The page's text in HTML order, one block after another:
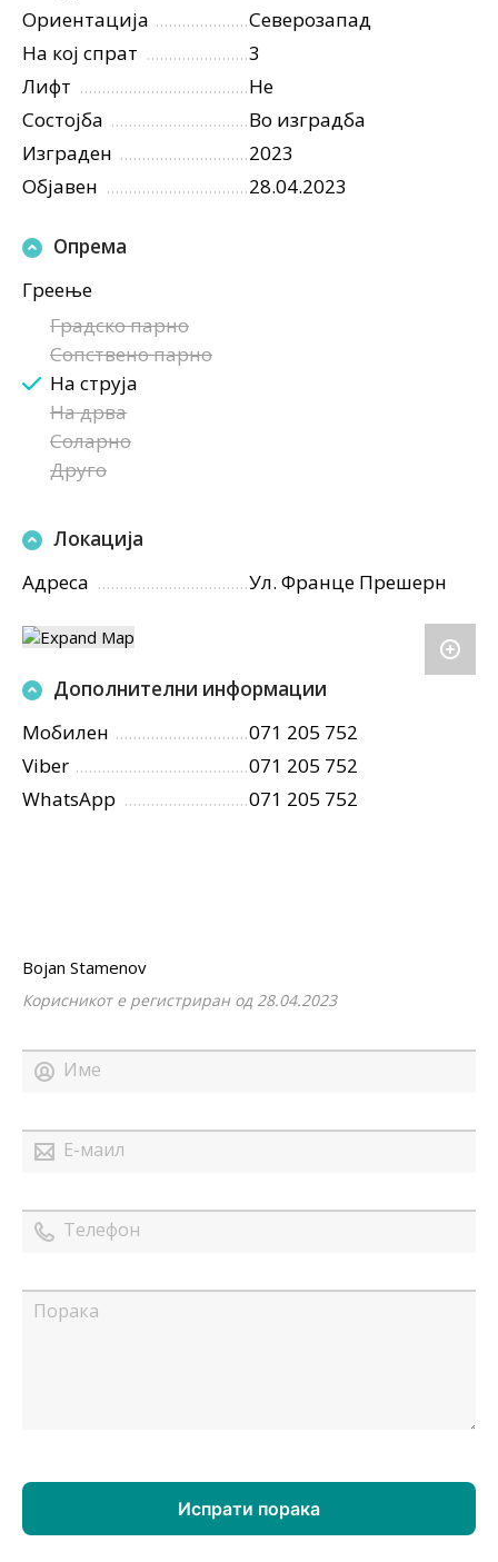
Ориентација
Северозапад
На кој спрат
3
Лифт
Не
Состојба
Во изградба
Изграден
2023
Објавен
28.04.2023
Опрема
Греење
Градско парно
Сопствено парно
На струја
На дрва
Соларно
Друго
Локација
Адреса
Ул. Франце Прешерн
Дополнителни информации
Мобилен
071 205 752
Viber
071 205 752
WhatsApp
071 205 752
Bojan Stamenov
Корисникот е регистриран од 28.04.2023